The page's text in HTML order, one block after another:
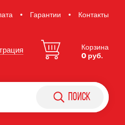
Гарантии Контакты
Корзина
0 руб.
поиск